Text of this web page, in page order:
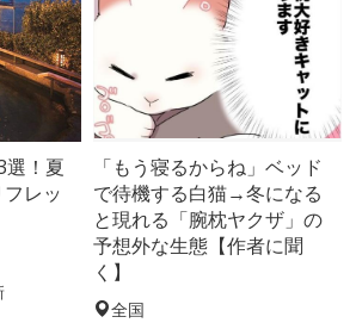
選！夏
レッ
「もう寝るからね」ベッド
で待機する白猫→冬になる
と現れる「腕枕ヤクザ」の
予想外な生態【作者に聞
く】
全国